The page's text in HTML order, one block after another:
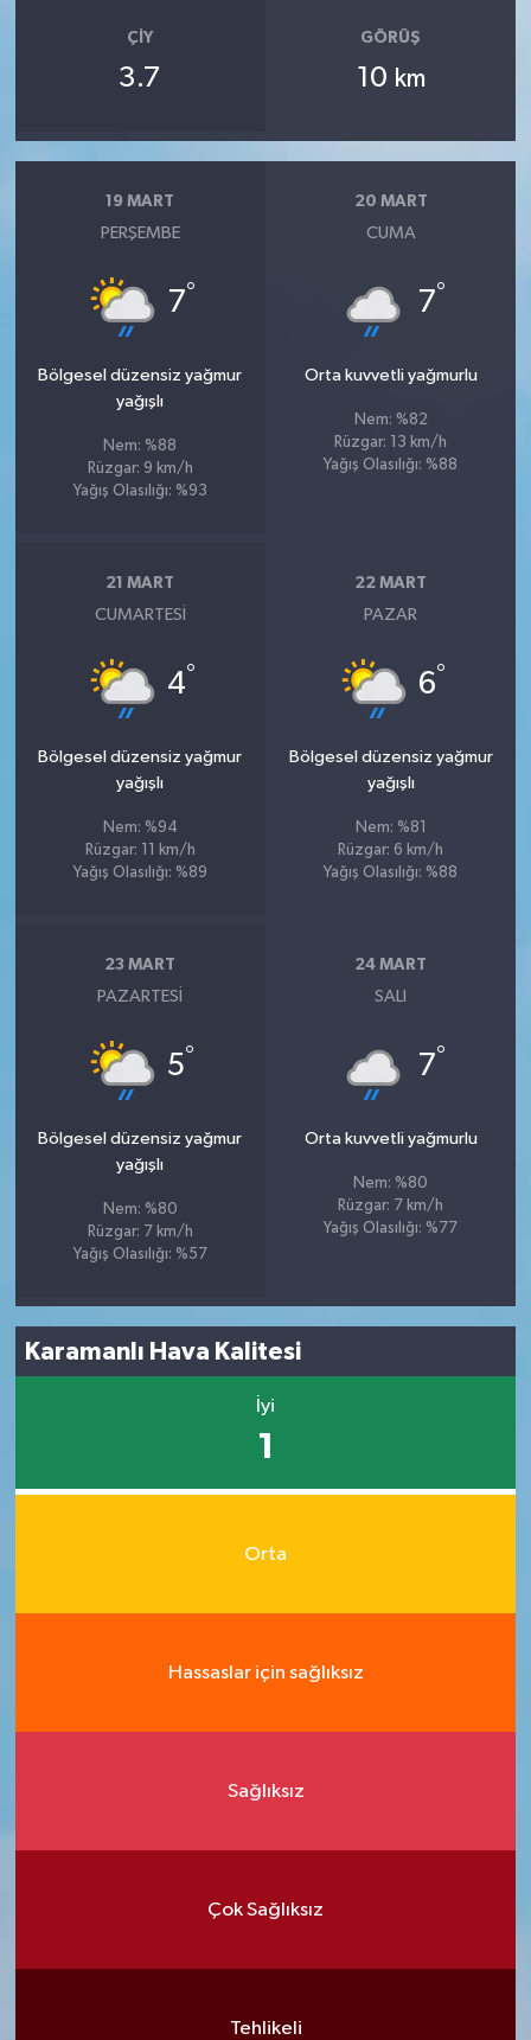
ÇIY
3.7
GÖRÜŞ
10 km
19 MART
PERŞEMBE
7°
Bölgesel düzensiz yağmur
yağışlı
Nem: %88
Rüzgar: 9 km/h
Yağış Olasılığı: %93
20 MART
CUMA
7°
Orta kuvvetli yağmurlu
Nem: %82
Rüzgar: 13 km/h
Yağış Olasılığı: %88
21 MART
CUMARTESI
4°
Bölgesel düzensiz yağmur
yağışlı
Nem: %94
Rüzgar: 11 km/h
Yağış Olasılığı: %89
22 MART
PAZAR
6°
Bölgesel düzensiz yağmur
yağışlı
Nem: %81
Rüzgar: 6 km/h
Yağış Olasılığı: %88
23 MART
PAZARTESI
5°
Bölgesel düzensiz yağmur
yağışlı
Nem: %80
Rüzgar: 7 km/h
Yağış Olasılığı: %57
24 MART
SALI
7°
Orta kuvvetli yağmurlu
Nem: %80
Rüzgar: 7 km/h
Yağış Olasılığı: %77
Karamanlı Hava Kalitesi
İyi
1
Orta
Hassaslar için sağlıksız
Sağlıksız
Çok Sağlıksız
Tehlikeli